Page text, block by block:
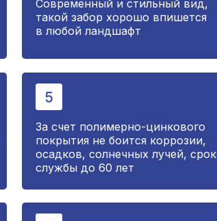
За счет полимерно-цинкового
покрытия не боится коррозии,
осадков, солнечных лучей, срок
службы до 60 лет
Современный и стильный вид,
такой забор хорошо впишется
в любой ландшафт